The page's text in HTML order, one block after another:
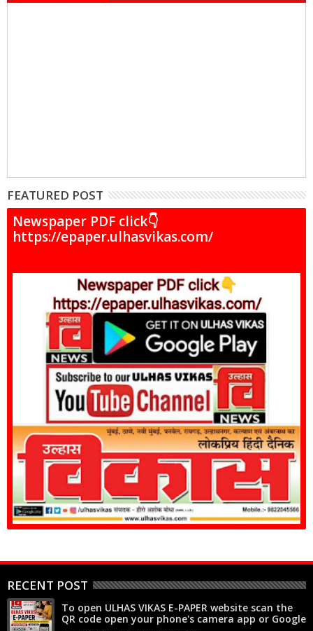
FEATURED POST
Newspaper PDF click👇
https://epaper.ulhasvikas.com/
RECENT POST
To open ULHAS VIKAS E-PAPER website scan the
QR code open your phone's camera app or Google